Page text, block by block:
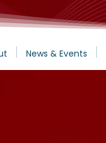
News & Events